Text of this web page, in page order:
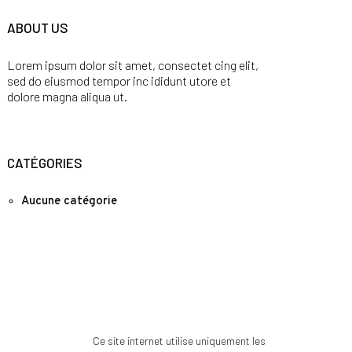
Ce site internet utilise uniquement les
ABOUT US
Lorem ipsum dolor sit amet, consectet cing elit,
sed do eiusmod tempor inc ididunt utore et
dolore magna aliqua ut.
CATÉGORIES
Aucune catégorie